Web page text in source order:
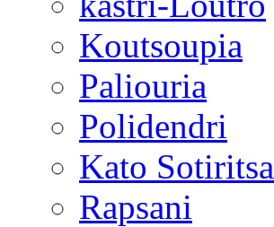
Koutsoupia
Paliouria
Polidendri
Kato Sotiritsa
Rapsani